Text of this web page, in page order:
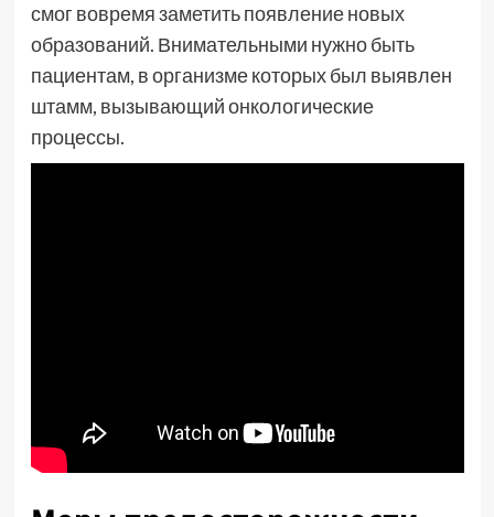
смог вовремя заметить появление новых
образований. Внимательными нужно быть
пациентам, в организме которых был выявлен
штамм, вызывающий онкологические
процессы.